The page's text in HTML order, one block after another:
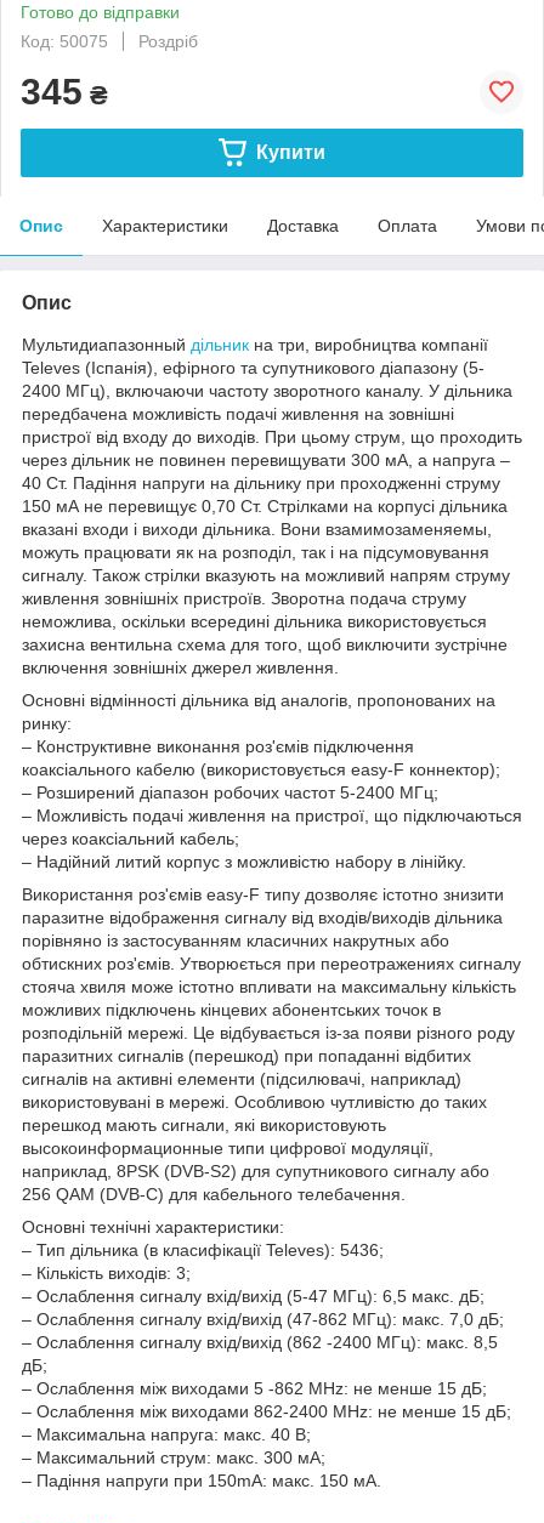
Готово до відправки
Код: 50075
Роздріб
345 ₴
Купити
Опис Характеристики Доставка Оплата Умови
Опис
Мультидиапазонный дільник на три, виробництва компанії
Televes (Іспанія), ефірного та супутникового діапазону (5-
2400 МГц), включаючи частоту зворотного каналу. У дільника
передбачена можливість подачі живлення на зовнішні
пристрої від входу до виходів. При цьому струм, що проходить
через дільник не повинен перевищувати 300 мА, а напруга –
40 Ст. Падіння напруги на дільнику при проходженні струму
150 мА не перевищує 0,70 Ст. Стрілками на корпусі дільника
вказані входи і виходи дільника. Вони взамимозаменяемы,
можуть працювати як на розподіл, так і на підсумовування
сигналу. Також стрілки вказують на можливий напрям струму
живлення зовнішніх пристроїв. Зворотна подача струму
неможлива, оскільки всередині дільника використовується
захисна вентильна схема для того, щоб виключити зустрічне
включення зовнішніх джерел живлення.
Основні відмінності дільника від аналогів, пропонованих на
ринку:
– Конструктивне виконання роз'ємів підключення
коаксіального кабелю (використовується easy-F коннектор);
– Розширений діапазон робочих частот 5-2400 МГц;
– Можливість подачі живлення на пристрої, що підключаються
через коаксіальний кабель;
– Надійний литий корпус з можливістю набору в лінійку.
Використання роз'ємів easy-F типу дозволяє істотно знизити
паразитне відображення сигналу від входів/виходів дільника
порівняно із застосуванням класичних накрутных або
обтискних роз'ємів. Утворюється при переотражениях сигналу
стояча хвиля може істотно впливати на максимальну кількість
можливих підключень кінцевих абонентських точок в
розподільній мережі. Це відбувається із-за появи різного роду
паразитних сигналів (перешкод) при попаданні відбитих
сигналів на активні елементи (підсилювачі, наприклад)
використовувані в мережі. Особливою чутливістю до таких
перешкод мають сигнали, які використовують
высокоинформационные типи цифрової модуляції,
наприклад, 8PSK (DVB-S2) для супутникового сигналу або
256 QAM (DVB-C) для кабельного телебачення.
Основні технічні характеристики:
– Тип дільника (в класифікації Televes): 5436;
– Кількість виходів: 3;
– Ослаблення сигналу вхід/вихід (5-47 МГц): 6,5 макс. дБ;
– Ослаблення сигналу вхід/вихід (47-862 МГц): макс. 7,0 дБ;
– Ослаблення сигналу вхід/вихід (862 -2400 МГц): макс. 8,5
дБ;
– Ослаблення між виходами 5 -862 MHz: не менше 15 дБ;
– Ослаблення між виходами 862-2400 MHz: не менше 15 дБ;
– Максимальна напруга: макс. 40 В;
– Максимальний струм: макс. 300 мА;
– Падіння напруги при 150mA: макс. 150 мА.